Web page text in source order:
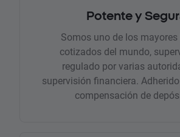
Potente y
Somos uno de los mayores
cotizados del mundo,
regulado por varias
supervisión financiera.
compensación de